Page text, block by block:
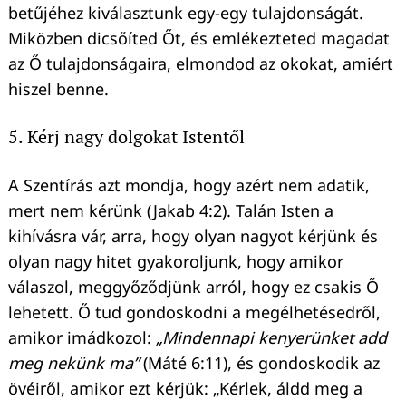
betűjéhez kiválasztunk egy-egy tulajdonságát.
Miközben dicsőíted Őt, és emlékezteted magadat
az Ő tulajdonságaira, elmondod az okokat, amiért
hiszel benne.
5. Kérj nagy dolgokat Istentől
A Szentírás azt mondja, hogy azért nem adatik,
mert nem kérünk (Jakab 4:2). Talán Isten a
kihívásra vár, arra, hogy olyan nagyot kérjünk és
olyan nagy hitet gyakoroljunk, hogy amikor
válaszol, meggyőződjünk arról, hogy ez csakis Ő
lehetett. Ő tud gondoskodni a megélhetésedről,
amikor imádkozol: „Mindennapi kenyerünket add
meg nekünk ma”(Máté 6:11), és gondoskodik az
övéiről, amikor ezt kérjük: „Kérlek, áldd meg a